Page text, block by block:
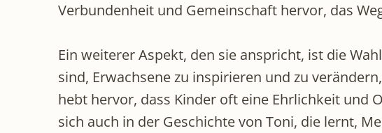
Verbundenheit und Gemeinschaft hervor, das
Ein weiterer Aspekt, den sie anspricht, ist die
sind, Erwachsene zu inspirieren und zu
hebt hervor, dass Kinder oft eine Ehrlichkeit und
sich auch in der Geschichte von Toni, die lernt,